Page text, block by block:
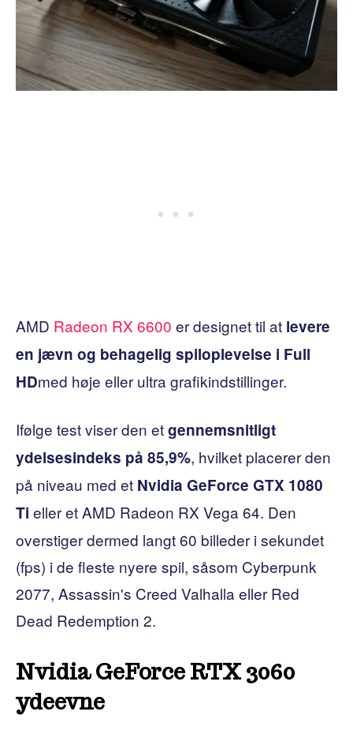
AMD Radeon RX 6600 er designet til at levere
en jævn og behagelig spiloplevelse i Full
HDmed høje eller ultra grafikindstillinger.
Ifølge test viser den etgennemsnitligt
ydelsesindeks på 85,9%, hvilket placerer den
på niveau med et Nvidia GeForce GTX 1080
Ti eller et AMD Radeon RX Vega 64. Den
overstiger dermed langt 60 billeder i sekundet
(fps) i de fleste nyere spil, såsom Cyberpunk
2077, Assassin's Creed Valhalla eller Red
Dead Redemption 2.
Nvidia GeForce RTX 3060
ydeevne